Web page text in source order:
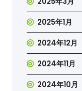
2025年1月
2024年12月
2024年11月
2024年10月